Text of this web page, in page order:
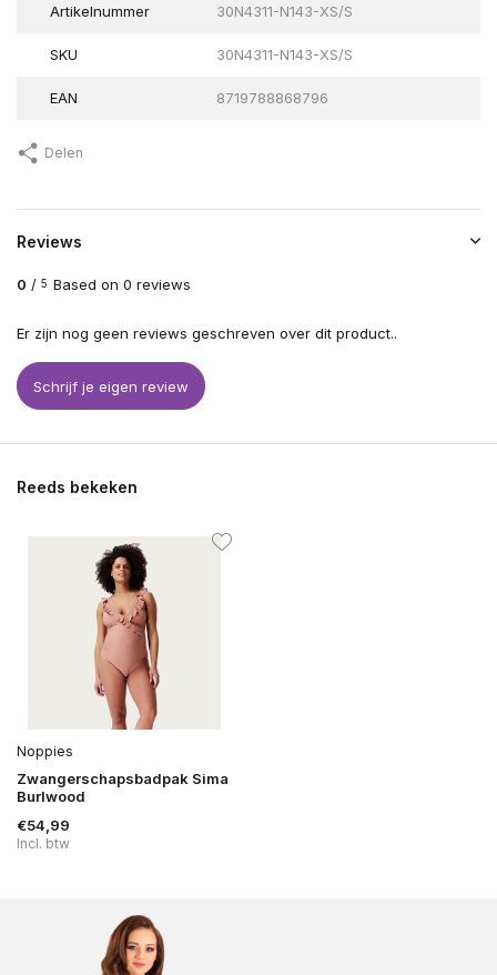
Artikelnummer 30N4311-N143-XS/S
SKU 30N4311-N143-XS/S
EAN 8719788868796
Delen
Reviews
0 / 5 Based on 0 reviews
Er zijn nog geen reviews geschreven over dit product..
Schrijf je eigen review
Reeds bekeken
Noppies
Zwangerschapsbadpak Sima
Burlwood
€54,99
Incl. btw